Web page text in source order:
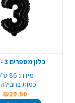
בלון מספרים 3 -שחור
מידה: 86 ס"מ
כמות בחבילה:
₪29.90